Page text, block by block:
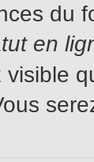
du
en
visible